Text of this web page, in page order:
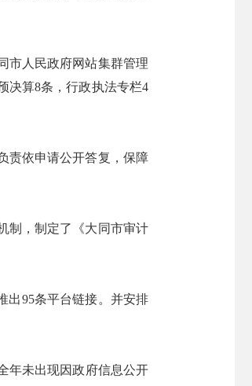
市人民政府网站集群管理
决算8条，行政执法专栏4
责依申请公开答复，保障
制，制定了《大同市审计
出95条平台链接。并安排
年未出现因政府信息公开